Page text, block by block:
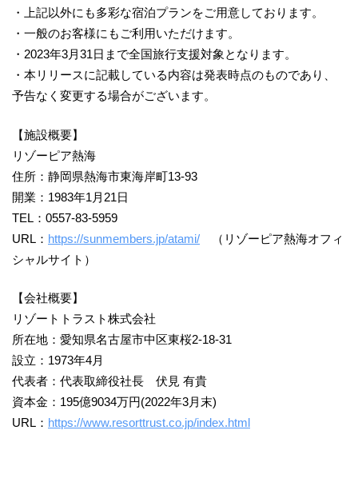
・上記以外にも多彩な宿泊プランをご用意しております。
・一般のお客様にもご利用いただけます。
・2023年3月31日まで全国旅行支援対象となります。
・本リリースに記載している内容は発表時点のものであり、
予告なく変更する場合がございます。
【施設概要】
リゾーピア熱海
住所：静岡県熱海市東海岸町13-93
開業：1983年1月21日
TEL：0557-83-5959
URL： https://sunmembers.jp/atami/ （リゾーピア熱海オフィ
シャルサイト）
【会社概要】
リゾートトラスト株式会社
所在地：愛知県名古屋市中区東桜2-18-31
設立：1973年4月
代表者：代表取締役社長 伏見 有貴
資本金：195億9034万円(2022年3月末)
URL： https://www.resorttrust.co.jp/index.html